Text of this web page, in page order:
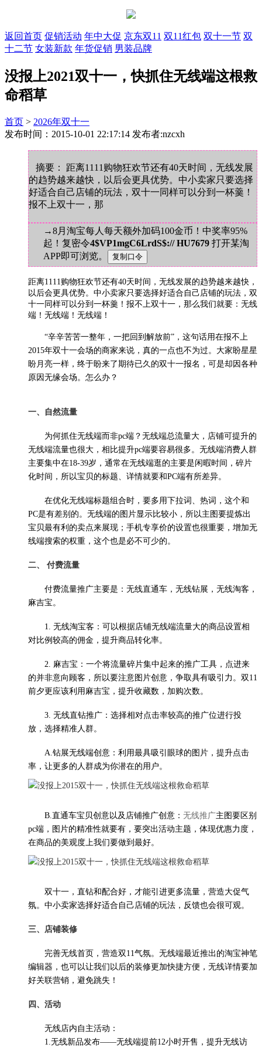
返回首页 促销活动 年中大促 京东双11 双11红包 双十一节 双
十二节 女装新款 年货促销 男装品牌
没报上2021双十一，快抓住无线端这根救
命稻草
首页 > 2026年双十一
发布时间：2015-10-01 22:17:14 发布者:nzcxh
摘要： 距离1111购物狂欢节还有40天时间，无线发展
的趋势越来越快，以后会更具优势。中小卖家只要选择
好适合自己店铺的玩法，双十一同样可以分到一杯羹！
报不上双十一，那
→8月淘宝每人每天额外加码100金币！中奖率95%
起！复密令4$VP1mgC6LrdS$:// HU7679 打开某淘
APP即可浏览。
距离1111购物狂欢节还有40天时间，无线发展的趋势越来越快，
以后会更具优势。中小卖家只要选择好适合自己店铺的玩法，双
十一同样可以分到一杯羹！报不上双十一，那么我们就要：无线
端！无线端！无线端！
“辛辛苦苦一整年，一把回到解放前”，这句话用在报不上
2015年双十一会场的商家来说，真的一点也不为过。大家盼星星
盼月亮一样，终于盼来了期待已久的双十一报名，可是却因各种
原因无缘会场。怎么办？
一、自然流量
为何抓住无线端而非pc端？无线端总流量大，店铺可提升的
无线端流量也很大，相比提升pc端要容易很多。无线端消费人群
主要集中在18-39岁，通常在无线端逛的主要是闲暇时间，碎片
化时间，所以宝贝的标题、详情就要和PC端有所差异。
在优化无线端标题组合时，要多用下拉词、热词，这个和
PC是有差别的。无线端的图片显示比较小，所以主图要提炼出
宝贝最有利的卖点来展现；手机专享价的设置也很重要，增加无
线端搜索的权重，这个也是必不可少的。
二、 付费流量
付费流量推广主要是：无线直通车，无线钻展，无线淘客，
麻吉宝。
1. 无线淘宝客：可以根据店铺无线端流量大的商品设置相
对比例较高的佣金，提升商品转化率。
2. 麻吉宝：一个将流量碎片集中起来的推广工具，点进来
的并非意向顾客，所以要注意图片创意，争取具有吸引力。双11
前夕更应该利用麻吉宝，提升收藏数，加购次数。
3. 无线直钻推广：选择相对点击率较高的推广位进行投
放，选择精准人群。
A.钻展无线端创意：利用最具吸引眼球的图片，提升点击
率，让更多的人群成为你潜在的用户。
B.直通车宝贝创意以及店铺推广创意： 无线推广主图要区别
pc端，图片的精准性就要有，要突出活动主题，体现优惠力度，
在商品的美观度上我们要做到最好。
双十一，直钻和配合好，才能引进更多流量，营造大促气
氛。中小卖家选择好适合自己店铺的玩法，反馈也会很可观。
三、店铺装修
完善无线首页，营造双11气氛。无线端最近推出的淘宝神笔
编辑器，也可以让我们以后的装修更加快捷方便，无线详情要加
好关联营销，避免跳失！
四、活动
无线店内自主活动：
1.无线新品发布——无线端提前12小时开售，提升无线访